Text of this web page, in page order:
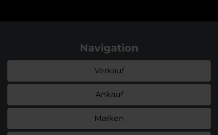
Navigation
Verkauf
Ankauf
Marken